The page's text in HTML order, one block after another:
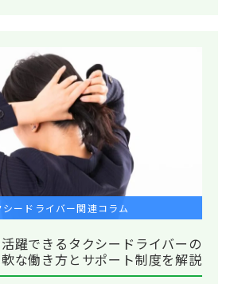
シードライバー関連コラム
躍できるタクシードライバーの
な働き方とサポート制度を解説